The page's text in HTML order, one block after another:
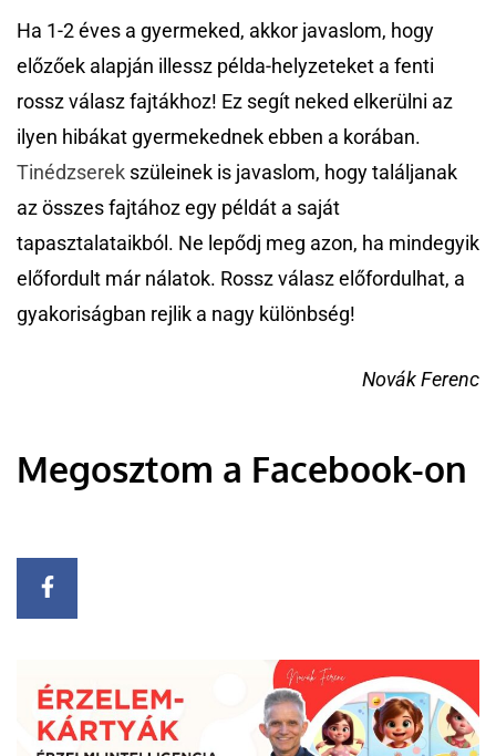
Ha 1-2 éves a gyermeked, akkor javaslom, hogy
előzőek alapján illessz példa-helyzeteket a fenti
rossz válasz fajtákhoz! Ez segít neked elkerülni az
ilyen hibákat gyermekednek ebben a korában.
Tinédzserek szüleinek is javaslom, hogy találjanak
az összes fajtához egy példát a saját
tapasztalataikból. Ne lepődj meg azon, ha mindegyik
előfordult már nálatok. Rossz válasz előfordulhat, a
gyakoriságban rejlik a nagy különbség!
Novák Ferenc
Megosztom a Facebook-on